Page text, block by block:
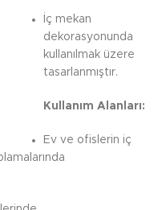
İç mekan
dekorasyonunda
kullanılmak üzere
tasarlanmıştır.
Kullanım Alanları:
Ev ve ofislerin iç